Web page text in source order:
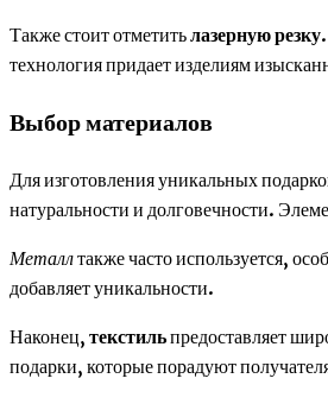
Также стоит отметитьлазерную резку
технология придает изделиям
Выбор материалов
Для изготовления уникальных
натуральности и долговечности.
Металлтакже часто используется,
добавляет уникальности.
Наконец, текстильпредоставляет
подарки, которые порадуют